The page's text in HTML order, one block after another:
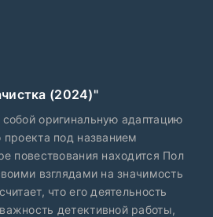
(2024)"
оригинальную адаптацию
проекта под названием
повествования находится Пол
взглядами на значимость
что его деятельность
детективной работы,